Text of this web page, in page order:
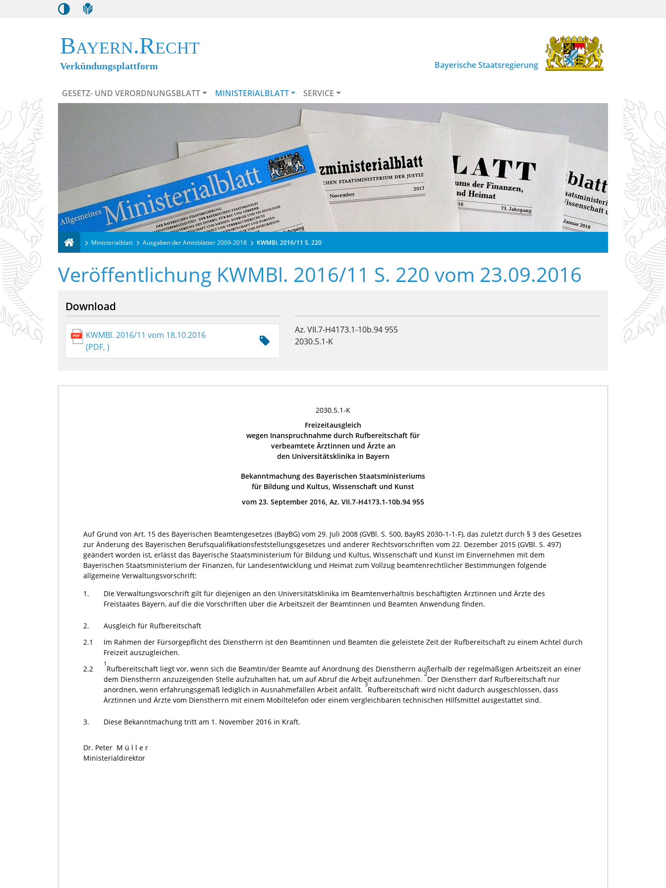
Bayern.Recht
Verkündungsplattform Bayerische Staatsregierung
GESETZ- UND VERORDNUNGSBLATT MINISTERIALBLATT SERVICE
Ministerialblatt Ausgaben der Amtsblätter 2009-2018 KWMBl. 2016/11 S. 220
Veröffentlichung KWMBl. 2016/11 S. 220 vom 23.09.2016
Download
KWMBl. 2016/11 vom 18.10.2016
(PDF, )
Az. VII.7-H4173.1-10b.94 955
2030.5.1-K
2030.5.1-K
Freizeitausgleich
wegen Inanspruchnahme durch Rufbereitschaft für
verbeamtete Ärztinnen und Ärzte an
den Universitätsklinika in Bayern
Bekanntmachung des Bayerischen Staatsministeriums
für Bildung und Kultus, Wissenschaft und Kunst
vom 23. September 2016, Az. VII.7-H4173.1-10b.94 955
Auf Grund von Art. 15 des Bayerischen Beamtengesetzes (BayBG) vom 29. Juli 2008 (GVBl. S. 500, BayRS 2030-1-1-F), das zuletzt durch § 3 des Gesetzes
zur Änderung des Bayerischen Berufsqualifikationsfeststellungsgesetzes und anderer Rechtsvorschriften vom 22. Dezember 2015 (GVBl. S. 497)
geändert worden ist, erlässt das Bayerische Staatsministerium für Bildung und Kultus, Wissenschaft und Kunst im Einvernehmen mit dem
Bayerischen Staatsministerium der Finanzen, für Landesentwicklung und Heimat zum Vollzug beamtenrechtlicher Bestimmungen folgende
allgemeine Verwaltungsvorschrift:
1.
Die Verwaltungsvorschrift gilt für diejenigen an den Universitätsklinika im Beamtenverhältnis beschäftigten Ärztinnen und Ärzte des
Freistaates Bayern, auf die die Vorschriften über die Arbeitszeit der Beamtinnen und Beamten Anwendung finden.
2.
Ausgleich für Rufbereitschaft
2.1
Im Rahmen der Fürsorgepflicht des Dienstherrn ist den Beamtinnen und Beamten die geleistete Zeit der Rufbereitschaft zu einem Achtel durch
Freizeit auszugleichen.
2.2
1
Rufbereitschaft liegt vor, wenn sich die Beamtin/der Beamte auf Anordnung des Dienstherrn außerhalb der regelmäßigen Arbeitszeit an einer
dem Dienstherrn anzuzeigenden Stelle aufzuhalten hat, um auf Abruf die Arbeit aufzunehmen.
2
Der Dienstherr darf Rufbereitschaft nur
anordnen, wenn erfahrungsgemäß lediglich in Ausnahmefällen Arbeit anfällt.
3
Rufbereitschaft wird nicht dadurch ausgeschlossen, dass
Ärztinnen und Ärzte vom Dienstherrn mit einem Mobiltelefon oder einem vergleichbaren technischen Hilfsmittel ausgestattet sind.
3. Diese Bekanntmachung tritt am 1. November 2016 in Kraft.
Dr. Peter Müller
Ministerialdirektor